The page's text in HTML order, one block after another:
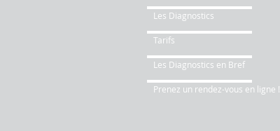
Les Diagnostics
Tarifs
Les Diagnostics en Bref
Prenez un rendez-vous en ligne !